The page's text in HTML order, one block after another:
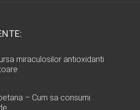
miraculosilor antioxidanti
– Cum sa consumi